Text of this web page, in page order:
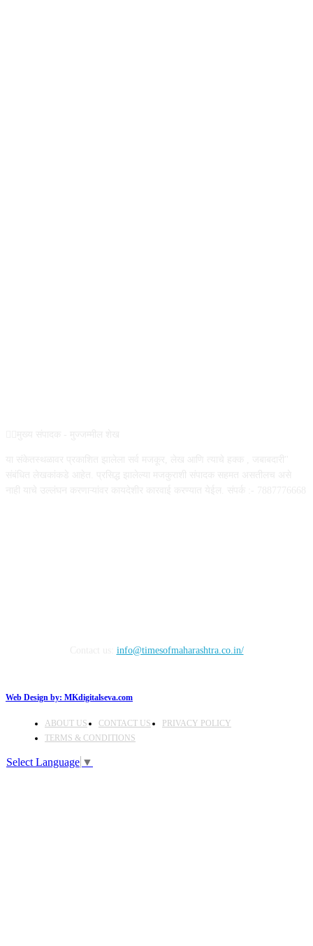
info@timesofmaharashtra.co.in/
Web Design by: MKdigitalseva.com
ABOUT US CONTACT US
PRIVACY POLICY
TERMS & CONDITIONS
Select Language ▼